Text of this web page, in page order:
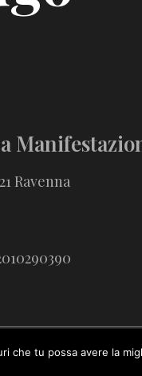
Ravenna
Ravenna
che tu possa avere la